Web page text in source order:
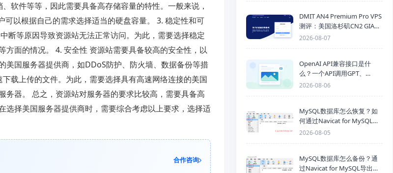
软件等等，因此需要具备高存储容量的特性。一般来说，
可以根据自己的需求选择适当的硬盘容量。 3. 稳定性和可
断等原因导致资源站无法正常访问。为此，需要选择稳定
面的情况。 4. 安全性 资源站需要具备较高的安全性，以
国服务器提供商，如DDoS防护、防火墙、数据备份等措
载上传的文件。为此，需要选择具有高速网络连接的美国
器。 总之，资源站对服务器的要求比较高，需要具备高
择美国服务器提供商时，需要综合考虑以上要求，选择适
合作咨询
DMIT AN4 Premium Pro VPS
测评：美国洛杉矶CN2 GIA三
网优化线路性能测试
2026-08-07
OpenAI API兼容接口是什
么？一个API调用GPT、
Claude、Gemini、DeepSeek
2026-08-06
MySQL数据库怎么恢复？如
何通过Navicat for MySQL导
入SQL备份文件
2026-08-05
MySQL数据库怎么备份？通
过Navicat for MySQL导出